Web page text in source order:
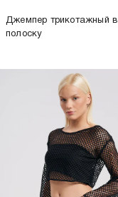
Джемпер трикотажный в
полоску